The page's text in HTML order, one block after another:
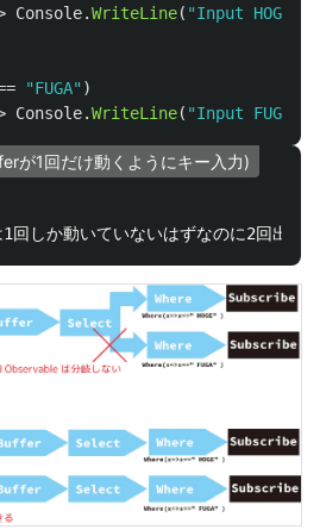
Console.WriteLine( "Input HOGE"
"FUGA" )
Console.WriteLine( "Input FUGA"
が1回だけ動くようにキー入力)